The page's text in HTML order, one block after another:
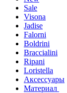
Sale
Visona
Jadise
Falorni
Boldrini
Braccialini
Ripani
Loristella
Аксессуары
Материал